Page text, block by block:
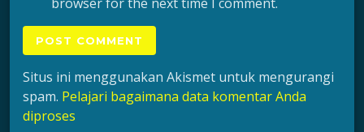
browser for the next time I comment.
Situs ini menggunakan Akismet untuk mengurangi
spam. Pelajari bagaimana data komentar Anda
diproses